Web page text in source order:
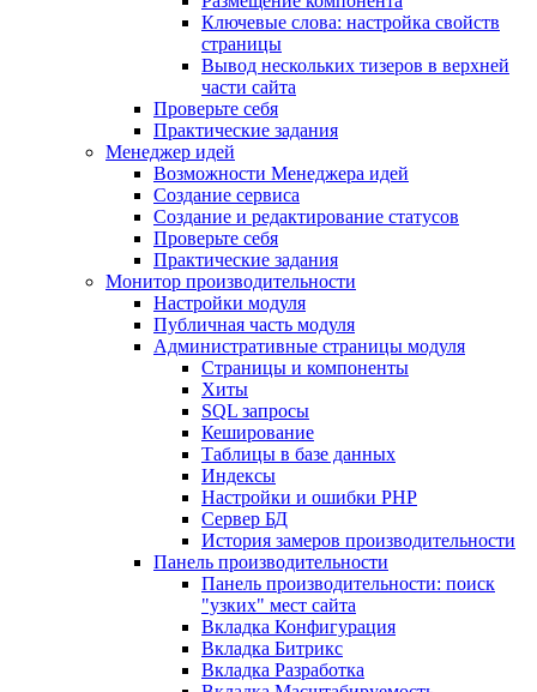
Ключевые слова: настройка свойств
страницы
Вывод нескольких тизеров в верхней
части сайта
Проверьте себя
Практические задания
Менеджер идей
Возможности Менеджера идей
Создание сервиса
Создание и редактирование статусов
Проверьте себя
Практические задания
Монитор производительности
Настройки модуля
Публичная часть модуля
Административные страницы модуля
Страницы и компоненты
Хиты
SQL запросы
Кеширование
Таблицы в базе данных
Индексы
Настройки и ошибки PHP
Сервер БД
История замеров производительности
Панель производительности
Панель производительности: поиск
"узких" мест сайта
Вкладка Конфигурация
Вкладка Битрикс
Вкладка Разработка